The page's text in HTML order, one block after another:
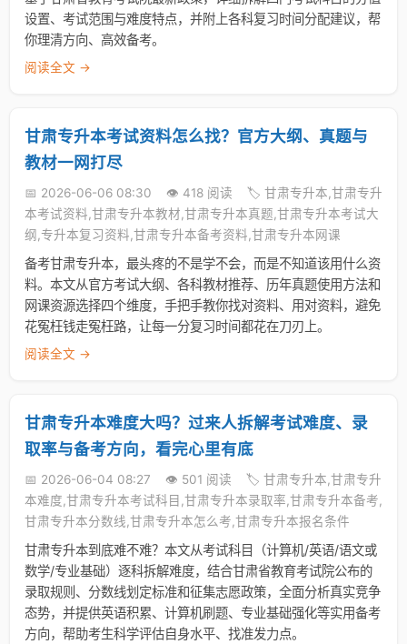
设置、考试范围与难度特点，并附上各科复习时间分配建议，帮
你理清方向、高效备考。
阅读全文 →
甘肃专升本考试资料怎么找？官方大纲、真题与
教材一网打尽
📅 2026-06-06 08:30 👁️ 418 阅读
🏷️ 甘肃专升本,甘肃专升
本考试资料,甘肃专升本教材,甘肃专升本真题,甘肃专升本考试大
纲,专升本复习资料,甘肃专升本备考资料,甘肃专升本网课
备考甘肃专升本，最头疼的不是学不会，而是不知道该用什么资
料。本文从官方考试大纲、各科教材推荐、历年真题使用方法和
网课资源选择四个维度，手把手教你找对资料、用对资料，避免
花冤枉钱走冤枉路，让每一分复习时间都花在刀刃上。
阅读全文 →
甘肃专升本难度大吗？过来人拆解考试难度、录
取率与备考方向，看完心里有底
📅 2026-06-04 08:27 👁️ 501 阅读
🏷️ 甘肃专升本,甘肃专升
本难度,甘肃专升本考试科目,甘肃专升本录取率,甘肃专升本备考,
甘肃专升本分数线,甘肃专升本怎么考,甘肃专升本报名条件
甘肃专升本到底难不难？本文从考试科目（计算机/英语/语文或
数学/专业基础）逐科拆解难度，结合甘肃省教育考试院公布的
录取规则、分数线划定标准和征集志愿政策，全面分析真实竞争
态势，并提供英语积累、计算机刷题、专业基础强化等实用备考
方向，帮助考生科学评估自身水平、找准发力点。